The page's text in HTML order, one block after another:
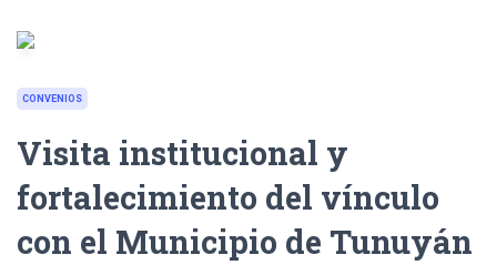
CONVENIOS
Visita institucional y
fortalecimiento del vínculo
con el Municipio de Tunuyán